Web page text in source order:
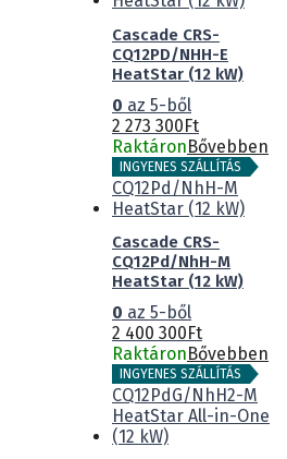
Cascade CRS-
CQ12PD/NHH-E
HeatStar (12 kW)
0 az 5-ből
2 273 300Ft
RaktáronBővebben
INGYENES SZÁLLÍTÁS
Cascade CRS-
CQ12Pd/NhH-M
HeatStar (12 kW)
0 az 5-ből
2 400 300Ft
RaktáronBővebben
INGYENES SZÁLLÍTÁS